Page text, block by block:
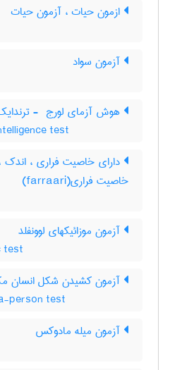
ازمون حیات ، آزمون حیات
آزمون سواد
هوش آزمای لورج ‎ - ترندایک
test
دارای خاصیت فراری ، اندک
خاصیت فراری(farraari)
آزمون موزائیکهای لوونفلد
test
آزمون کشیدن شکل انسان
person test
آزمون میله مادوکس